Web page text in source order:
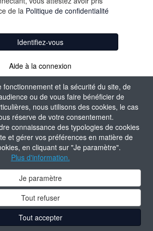
fonctionnement et la sécurité du site, de
ou de vous faire bénéficier de
nous utilisons des cookies, le cas
réserve de votre consentement.
connaissance des typologies de cookies
et gérer vos préférences en matière de
en cliquant sur "Je paramètre".
Plus d'information.
Je paramètre
Tout refuser
Tout accepter
de la Politique de confidentialité
Identifiez-vous
Aide à la connexion